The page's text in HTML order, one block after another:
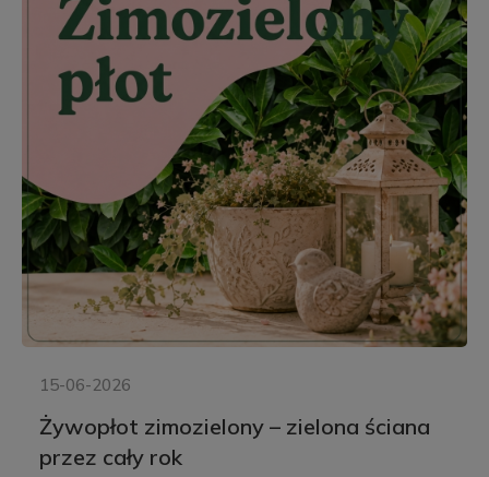
15-06-2026
Żywopłot zimozielony – zielona ściana
przez cały rok